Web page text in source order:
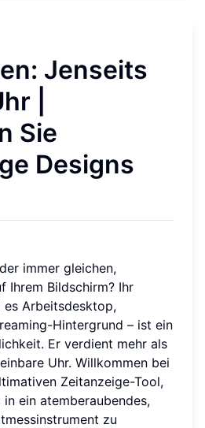
Jenseits
|
Sie
Designs
immer gleichen,
Ihrem Bildschirm? Ihr
es Arbeitsdesktop,
Hintergrund – ist ein
Er verdient mehr als
Uhr. Willkommen bei
Zeitanzeige-Tool,
ein atemberaubendes,
zu